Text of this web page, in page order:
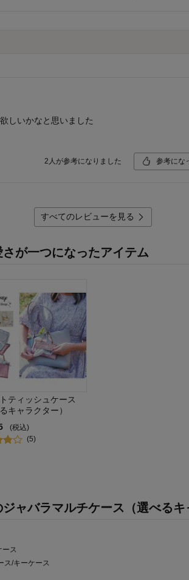
しいかなと思いました
2 人が参考になりました 参考にな
すべてのレビューを見る
が一つになったアイテム
ティッシュケース
キャラクター）
(税込)
(5)
ャバラマルチケース（選べる
ース
/キーケース